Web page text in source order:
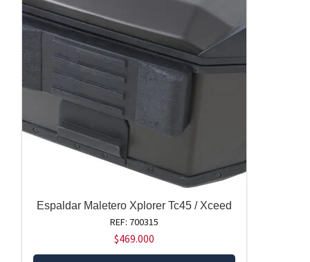
Espaldar Maletero Xplorer Tc45 / Xceed
REF: 700315
$469.000